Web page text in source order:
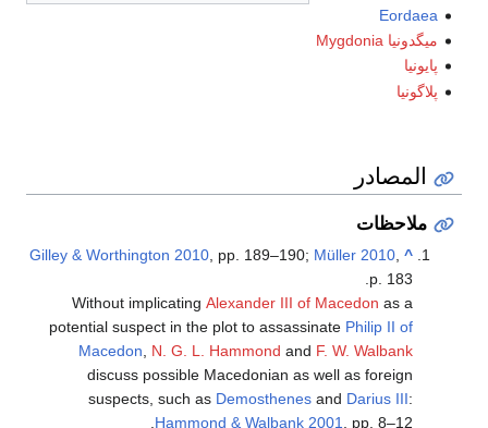
Eordaea
ميگدونيا Mygdonia
پايونيا
پلاگونيا
المصادر
ملاحظات
^
Gilley & Worthington 2010 , pp. 189–190; Müller 2010
p. 183.
Without implicatingAlexander III of Macedon as a
potential suspect in the plot to assassinate Philip II of
Macedon
N. G. L. Hammond and F. W. Walbank
discuss possible Macedonian as well as foreign
suspects, such as Demosthenes and Darius III:
Hammond & Walbank 2001
, pp. 8–12.